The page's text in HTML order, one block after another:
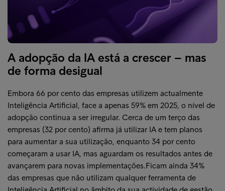
A adopção da IA está a crescer – mas
de forma desigual
Embora 66 por cento das empresas utilizem actualmente
Inteligência Artificial, face a apenas 59% em 2025, o nível de
adopção continua a ser irregular. Cerca de um terço das
empresas (32 por cento) afirma já utilizar IA e tem planos
para aumentar a sua utilização, enquanto 34 por cento
começaram a usar IA, mas aguardam os resultados antes de
avançarem para novas implementações.Ficam ainda 34%
das empresas que não utilizam qualquer ferramenta de